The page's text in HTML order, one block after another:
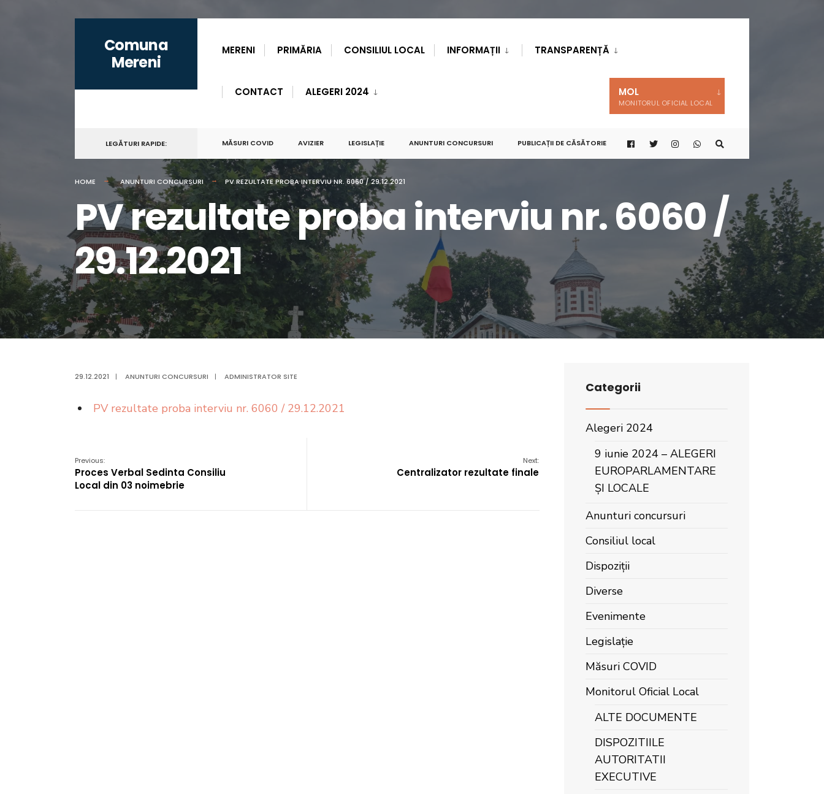
content
Comuna
Mereni
MERENI PRIMĂRIA CONSILIUL LOCAL INFORMAȚII TRANSPARENȚĂ
MOL
MONITORUL OFICIAL LOCAL
CONTACT ALEGERI 2024
LEGĂTURI RAPIDE: MĂSURI COVID AVIZIER LEGISLAȚIE ANUNTURI CONCURSURI PUBLICAȚII DE CĂSĂTORIE
HOME ANUNTURI CONCURSURI PV REZULTATE PROBA INTERVIU NR. 6060 / 29.12.2021
PV rezultate proba interviu nr. 6060 /
29.12.2021
29.12.2021 | ANUNTURI CONCURSURI | ADMINISTRATOR SITE
PV rezultate proba interviu nr. 6060 / 29.12.2021
Previous:
Proces Verbal Sedinta Consiliu
Local din 03 noimebrie
Next:
Centralizator rezultate finale
Categorii
Alegeri 2024
9 iunie 2024 – ALEGERI
EUROPARLAMENTARE
ȘI LOCALE
Anunturi concursuri
Consiliul local
Dispoziții
Diverse
Evenimente
Legislație
Măsuri COVID
Monitorul Oficial Local
ALTE DOCUMENTE
DISPOZITIILE
AUTORITATII
EXECUTIVE